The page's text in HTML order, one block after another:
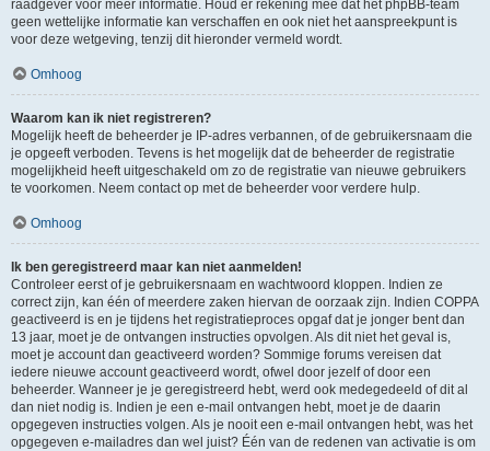
raadgever voor meer informatie. Houd er rekening mee dat het phpBB-team
geen wettelijke informatie kan verschaffen en ook niet het aanspreekpunt is
voor deze wetgeving, tenzij dit hieronder vermeld wordt.
Omhoog
Waarom kan ik niet registreren?
Mogelijk heeft de beheerder je IP-adres verbannen, of de gebruikersnaam die
je opgeeft verboden. Tevens is het mogelijk dat de beheerder de registratie
mogelijkheid heeft uitgeschakeld om zo de registratie van nieuwe gebruikers
te voorkomen. Neem contact op met de beheerder voor verdere hulp.
Omhoog
Ik ben geregistreerd maar kan niet aanmelden!
Controleer eerst of je gebruikersnaam en wachtwoord kloppen. Indien ze
correct zijn, kan één of meerdere zaken hiervan de oorzaak zijn. Indien COPPA
geactiveerd is en je tijdens het registratieproces opgaf dat je jonger bent dan
13 jaar, moet je de ontvangen instructies opvolgen. Als dit niet het geval is,
moet je account dan geactiveerd worden? Sommige forums vereisen dat
iedere nieuwe account geactiveerd wordt, ofwel door jezelf of door een
beheerder. Wanneer je je geregistreerd hebt, werd ook medegedeeld of dit al
dan niet nodig is. Indien je een e-mail ontvangen hebt, moet je de daarin
opgegeven instructies volgen. Als je nooit een e-mail ontvangen hebt, was het
opgegeven e-mailadres dan wel juist? Één van de redenen van activatie is om